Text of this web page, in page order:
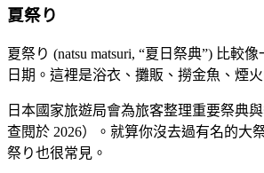
夏祭り
夏祭り (natsu matsuri, “夏日祭典”) 比較
日期。這裡是浴衣、攤販、撈金魚、煙火
日本國家旅遊局會為旅客整理重要祭典
查閱於 2026）。就算你沒去過有名的大
祭り也很常見。